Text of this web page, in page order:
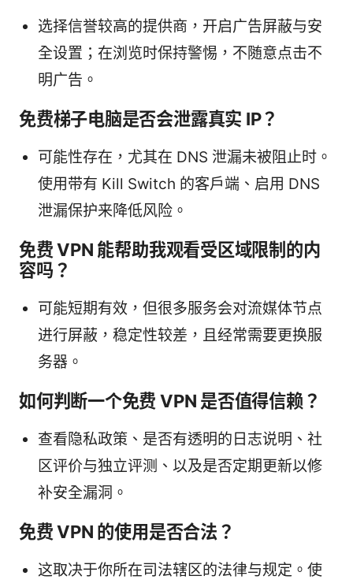
选择信誉较高的提供商，开启广告屏蔽与安
全设置；在浏览时保持警惕，不随意点击不
明广告。
免费梯子电脑是否会泄露真实 IP？
可能性存在，尤其在 DNS 泄漏未被阻止时。
使用带有 Kill Switch 的客户端、启用 DNS
泄漏保护来降低风险。
免费 VPN 能帮助我观看受区域限制的内
容吗？
可能短期有效，但很多服务会对流媒体节点
进行屏蔽，稳定性较差，且经常需要更换服
务器。
如何判断一个免费 VPN 是否值得信赖？
查看隐私政策、是否有透明的日志说明、社
区评价与独立评测、以及是否定期更新以修
补安全漏洞。
免费 VPN 的使用是否合法？
这取决于你所在司法辖区的法律与规定。使